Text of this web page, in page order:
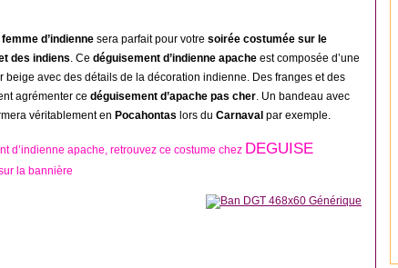
d’indienne sera parfait pour votre soirée costumée sur le
des indiens. Ce déguisement d’indienne apache est composée d’une
beige avec des détails de la décoration indienne. Des franges et des
agrémenter ce déguisement d’apache pas cher. Un bandeau avec
véritablement en Pocahontas lors du Carnaval par exemple.
d’indienne apache, retrouvez ce costume chez DEGUISE
la bannière